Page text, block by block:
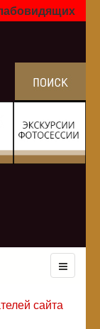
сайта